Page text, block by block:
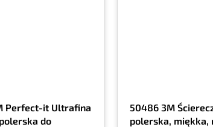
Perfect-it Ultrafina
do
50486 3M
polerska, miękka,